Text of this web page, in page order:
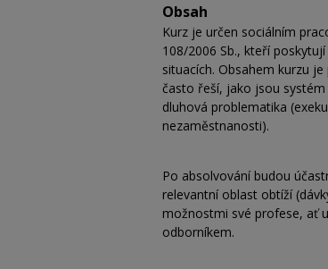
Obsah
Kurz je určen sociálním
108/2006 Sb., kteří
situacích. Obsahem kurzu
často řeší, jako jsou systém
dluhová problematika
nezaměstnanosti).
Po absolvování budou
relevantní oblast obtíží
možnostmi své profese, ať
odborníkem.